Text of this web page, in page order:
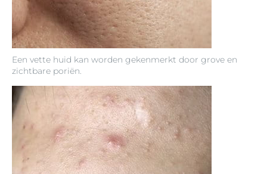
Een vette huid kan worden gekenmerkt door grove en
zichtbare poriën.